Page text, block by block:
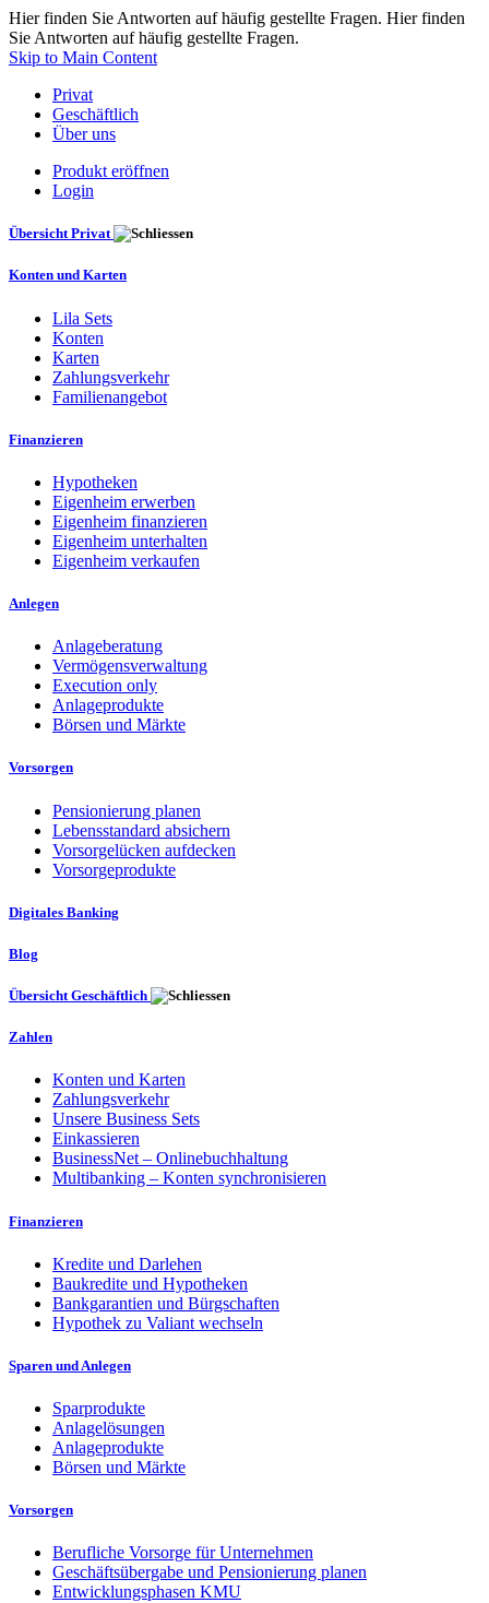
Hier finden Sie Antworten auf häufig gestellte Fragen. Hier finden
Sie Antworten auf häufig gestellte Fragen.
Skip to Main Content
Privat
Geschäftlich
Über uns
Produkt eröffnen
Login
Übersicht Privat
Konten und Karten
Lila Sets
Konten
Karten
Zahlungsverkehr
Familienangebot
Finanzieren
Hypotheken
Eigenheim erwerben
Eigenheim finanzieren
Eigenheim unterhalten
Eigenheim verkaufen
Anlegen
Anlageberatung
Vermögensverwaltung
Execution only
Anlageprodukte
Börsen und Märkte
Vorsorgen
Pensionierung planen
Lebensstandard absichern
Vorsorgelücken aufdecken
Vorsorgeprodukte
Digitales Banking
Blog
Übersicht Geschäftlich
Zahlen
Konten und Karten
Zahlungsverkehr
Unsere Business Sets
Einkassieren
BusinessNet – Onlinebuchhaltung
Multibanking – Konten synchronisieren
Finanzieren
Kredite und Darlehen
Baukredite und Hypotheken
Bankgarantien und Bürgschaften
Hypothek zu Valiant wechseln
Sparen und Anlegen
Sparprodukte
Anlagelösungen
Anlageprodukte
Börsen und Märkte
Vorsorgen
Berufliche Vorsorge für Unternehmen
Geschäftsübergabe und Pensionierung planen
Entwicklungsphasen KMU